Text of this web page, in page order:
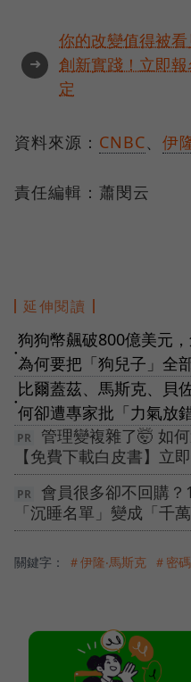
➜
你的改變值得被
創新實踐！立即
定
資料來源： CNBC、 伊
責任編輯：蕭閔云
延伸閱讀
●
狗狗幣飆破800億美元
為何要把「狗兒子」全
●
比爾蓋茲、馬斯克、貝
何卻遭專家批「力氣放
管理變複雜了🤯 如
【免費下載白皮書】立
會員很多卻不回購
「沉睡名單」變成「千
關鍵字： ＃伊隆‧馬斯克 ＃密